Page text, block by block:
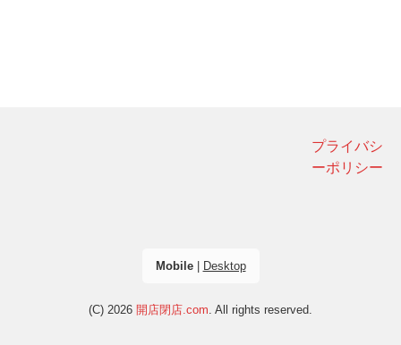
プライバシ
ーポリシー
Mobile| Desktop
(C) 2026 開店閉店.com. All rights reserved.